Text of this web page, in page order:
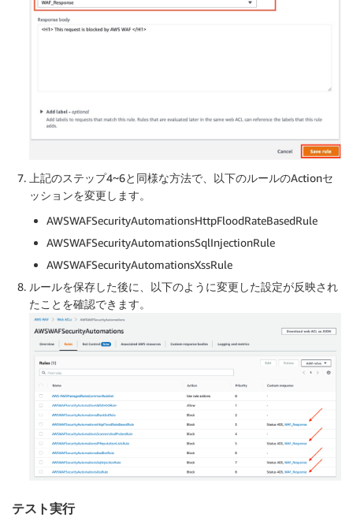
上記のステップ4~6と同様な方法で、以下のルールのActionセ
ッションを変更します。
AWSWAFSecurityAutomationsHttpFloodRateBasedRule
AWSWAFSecurityAutomationsSqlInjectionRule
AWSWAFSecurityAutomationsXssRule
ルールを保存した後に、以下のように変更した設定が反映され
たことを確認できます。
テスト実行